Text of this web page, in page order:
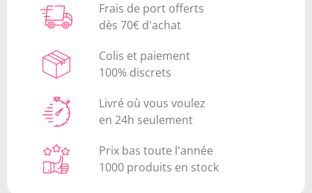
Frais de port offerts
dès 70€ d'achat
Colis et paiement
100% discrets
Livré où vous voulez
en 24h seulement
Prix bas toute l'année
1000 produits en stock